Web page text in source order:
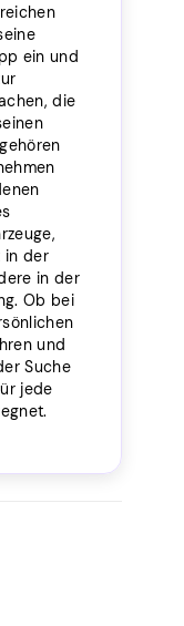
ein und
die
in der
in der
Ob bei
und
Suche
jede